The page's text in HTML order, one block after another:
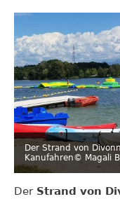
Der Strand von
Kanufahren© Magali
DerStrand von